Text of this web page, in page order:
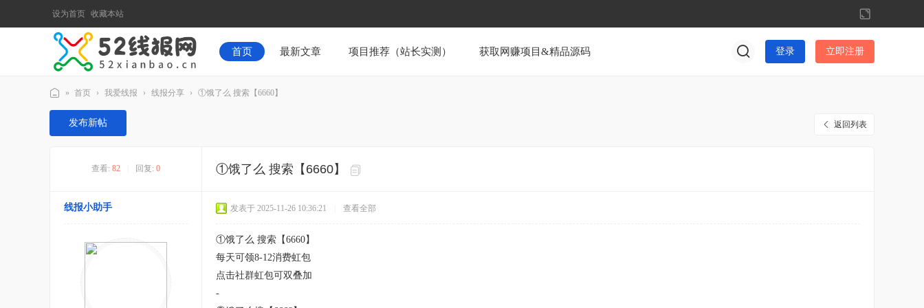
设为首页 收藏本站
切
换
到
宽
首页 最新文章 项目推荐（站长实测） 获取网赚项目&精品源码 登录 立即注册
52
线
» 首页 › 我爱线报 › 线报分享 › ①饿了么 搜索【6660】
返回列表
发布新帖
查看: 82 回复: 0 ①饿了么 搜索【6660】
线报小助手 发表于 2025-11-26 10:36:21 查看全部
①饿了么 搜索【6660】
每天可领8-12消费虹包
点击社群虹包可双叠加
-